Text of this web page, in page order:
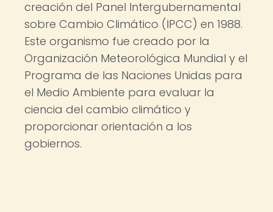
creación del Panel Intergubernamental
sobre Cambio Climático (IPCC) en 1988.
Este organismo fue creado por la
Organización Meteorológica Mundial y el
Programa de las Naciones Unidas para
el Medio Ambiente para evaluar la
ciencia del cambio climático y
proporcionar orientación a los
gobiernos.